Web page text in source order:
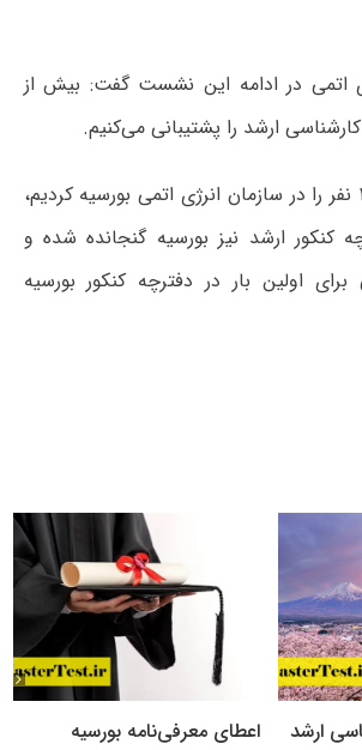
اتمی در ادامه این نشست گفت: بیش از
ارشد را پشتیبانی می‌کنیم.
وی با بیان اینکه ۱۰۰ نفر را در سازمان انرژی اتمی بورسیه کردیم،
کنکور ارشد نیز بورسیه گنجانده شده و
برای اولین بار در دفترچه کنکور بورسیه
ارشد
اعطای معرفی‌نامه بورسیه